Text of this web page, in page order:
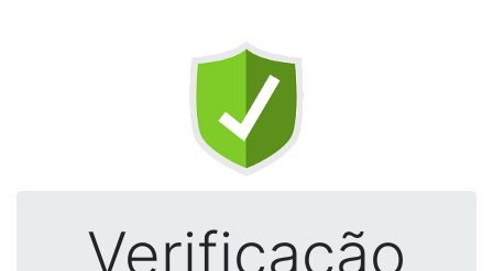
Verificação